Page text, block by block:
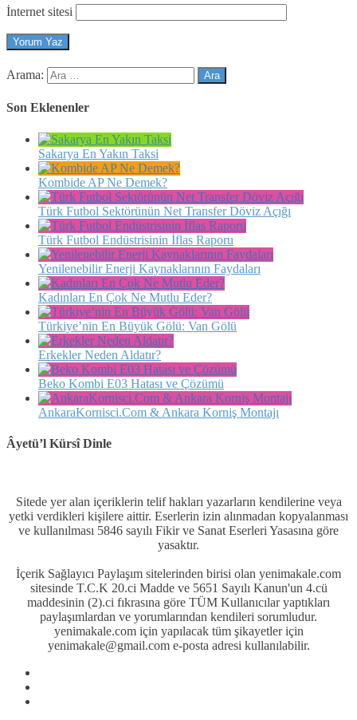
İnternet sitesi
Arama:
Son Eklenenler
Sakarya En Yakın Taksi
Kombide AP Ne Demek?
Türk Futbol Sektörünün Net Transfer Döviz Açığı
Türk Futbol Endüstrisinin İflas Raporu
Yenilenebilir Enerji Kaynaklarının Faydaları
Kadınları En Çok Ne Mutlu Eder?
Türkiye’nin En Büyük Gölü: Van Gölü
Erkekler Neden Aldatır?
Beko Kombi E03 Hatası ve Çözümü
AnkaraKornisci.Com & Ankara Korniş Montajı
Âyetü’l Kürsî Dinle
Sitede yer alan içeriklerin telif hakları yazarların kendilerine veya
yetki verdikleri kişilere aittir. Eserlerin izin alınmadan kopyalanması
ve kullanılması 5846 sayılı Fikir ve Sanat Eserleri Yasasına göre
yasaktır.
İçerik Sağlayıcı Paylaşım sitelerinden birisi olan yenimakale.com
sitesinde T.C.K 20.ci Madde ve 5651 Sayılı Kanun'un 4.cü
maddesinin (2).ci fıkrasına göre TÜM Kullanıcılar yaptıkları
paylaşımlardan ve yorumlarından kendileri sorumludur.
yenimakale.com için yapılacak tüm şikayetler için
yenimakale@gmail.com e-posta adresi kullanılabilir.